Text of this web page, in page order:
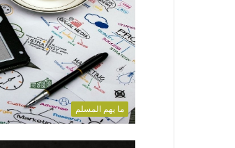
ما يهم المسلم